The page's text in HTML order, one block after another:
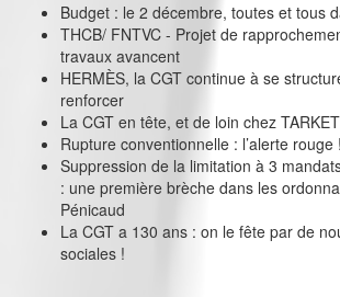
Budget : le 2 décembre, toutes et tous
THCB/ FNTVC - Projet de
travaux avancent
HERMÈS, la CGT continue à se
renforcer
La CGT en tête, et de loin chez
Rupture conventionnelle : l’alerte rouge !
Suppression de la limitation à 3
: une première brèche dans les
Pénicaud
La CGT a 130 ans : on le fête par de
sociales !